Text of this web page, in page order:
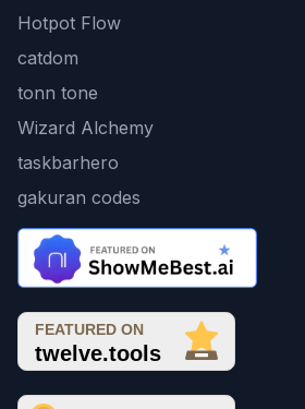
Hotpot Flow
catdom
tonn tone
Wizard Alchemy
taskbarhero
gakuran codes